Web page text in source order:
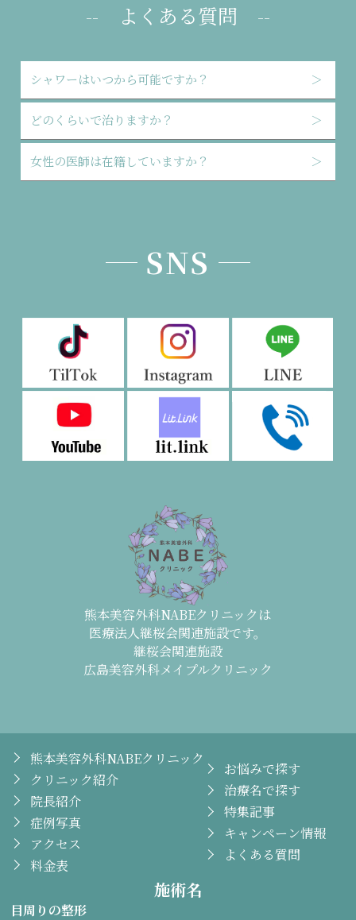
-- よくある質問 --
シャワーはいつから可能ですか？ ＞
どのくらいで治りますか？ ＞
女性の医師は在籍していますか？ ＞
SNS
熊本美容外科NABEクリニックは
医療法人継桜会関連施設です。
継桜会関連施設
広島美容外科メイプルクリニック
熊本美容外科NABEクリニック
クリニック紹介
院長紹介
症例写真
アクセス
料金表
お悩みで探す
治療名で探す
特集記事
キャンペーン情報
よくある質問
施術名
目周りの整形